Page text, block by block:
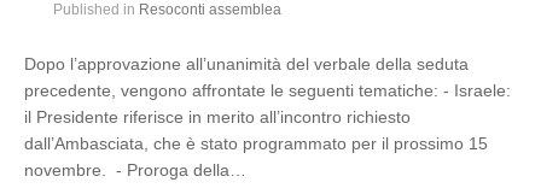
Published in Resoconti assemblea
Dopo l’approvazione all’unanimità del verbale della seduta
precedente, vengono affrontate le seguenti tematiche: - Israele:
il Presidente riferisce in merito all’incontro richiesto
dall’Ambasciata, che è stato programmato per il prossimo 15
novembre. - Proroga della…